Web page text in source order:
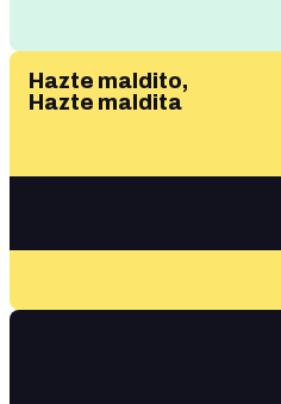
Hazte maldito,
Hazte maldita